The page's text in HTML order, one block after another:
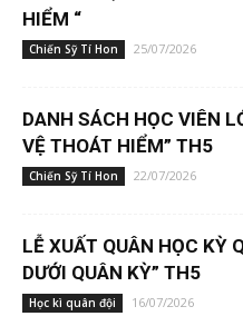
HIỂM “
Chiến Sỹ Tí Hon 25/07/2026
DANH SÁCH HỌC VIÊN
VỆ THOÁT HIỂM” TH5
Chiến Sỹ Tí Hon 22/07/2026
LỄ XUẤT QUÂN HỌC KỲ
DƯỚI QUÂN KỲ” TH5
Học kì quân đội 16/07/2026